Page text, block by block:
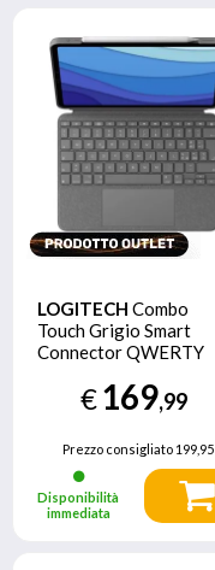
LOGITECH Combo
Touch Grigio Smart
Connector QWERTY
€169,99
Prezzo consigliato199,95
Disponibilità
immediata